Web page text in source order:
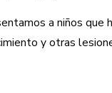
a niños que
y otras